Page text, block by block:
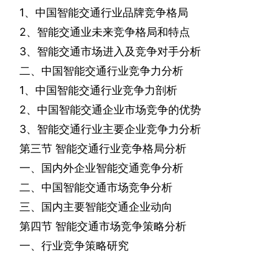
1、中国智能交通行业品牌竞争格局
2、智能交通业未来竞争格局和特点
3、智能交通市场进入及竞争对手分析
二、中国智能交通行业竞争力分析
1、中国智能交通行业竞争力剖析
2、中国智能交通企业市场竞争的优势
3、智能交通行业主要企业竞争力分析
第三节 智能交通行业竞争格局分析
一、国内外企业智能交通竞争分析
二、中国智能交通市场竞争分析
三、国内主要智能交通企业动向
第四节 智能交通市场竞争策略分析
一、行业竞争策略研究